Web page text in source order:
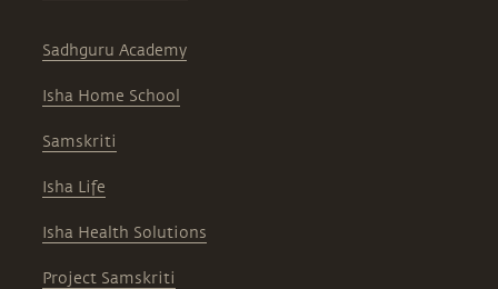
Sadhguru Academy
Isha Home School
Samskriti
Isha Life
Isha Health Solutions
Project Samskriti